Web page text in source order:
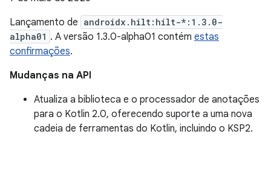
Lançamento de androidx.hilt:hilt-*:1.3.0-
alpha01 . A versão 1.3.0-alpha01 contém estas
confirmações.
Mudanças na API
Atualiza a biblioteca e o processador de anotações
para o Kotlin 2.0, oferecendo suporte a uma nova
cadeia de ferramentas do Kotlin, incluindo o KSP2.